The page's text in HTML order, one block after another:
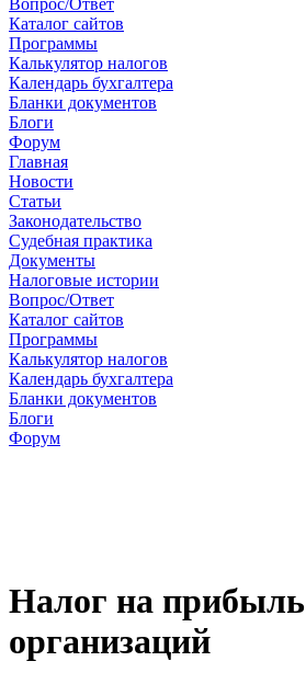
Вопрос/Ответ
Каталог сайтов
Программы
Калькулятор налогов
Календарь бухгалтера
Бланки документов
Блоги
Форум
Главная
Новости
Cтатьи
Законодательство
Судебная практика
Документы
Налоговые истории
Вопрос/Ответ
Каталог сайтов
Программы
Калькулятор налогов
Календарь бухгалтера
Бланки документов
Блоги
Форум
Налог на прибыль
организаций